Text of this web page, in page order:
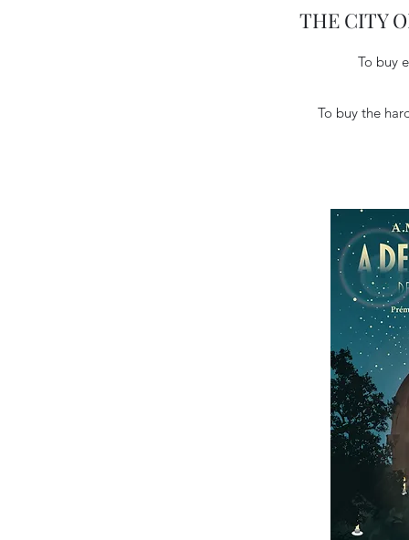
THE CITY
To buy
To buy the